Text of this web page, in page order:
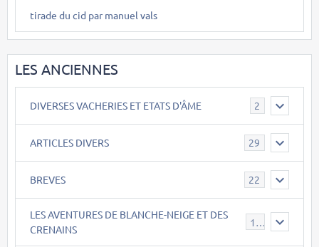
tirade du cid par manuel vals
LES ANCIENNES
DIVERSES VACHERIES ET ETATS D'ÂME 2
ARTICLES DIVERS 29
BREVES 22
LES AVENTURES DE BLANCHE-NEIGE ET DES
CRENAINS
17